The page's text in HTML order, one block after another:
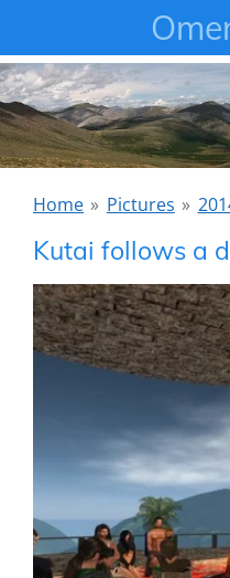
naar
de
hoofdinhoud
Home » Pictures »
Kutai follows a